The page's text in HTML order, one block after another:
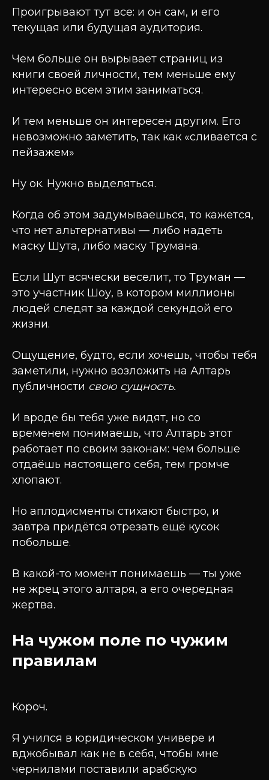
Проигрывают тут все: и он сам, и его
текущая или будущая аудитория.
Чем больше он вырывает страниц из
книги своей личности, тем меньше ему
интересно всем этим заниматься.
И тем меньше он интересен другим. Его
невозможно заметить, так как «сливается с
пейзажем»
Ну ок. Нужно выделяться.
Когда об этом задумываешься, то кажется,
что нет альтернативы — либо надеть
маску Шута, либо маску Трумана.
Если Шут всячески веселит, то Труман —
это участник Шоу, в котором миллионы
людей следят за каждой секундой его
жизни.
Ощущение, будто, если хочешь, чтобы тебя
заметили, нужно возложить на Алтарь
публичности свою сущность.
И вроде бы тебя уже видят, но со
временем понимаешь, что Алтарь этот
работает по своим законам: чем больше
отдаёшь настоящего себя, тем громче
хлопают.
Но аплодисменты стихают быстро, и
завтра придётся отрезать ещё кусок
побольше.
В какой-то момент понимаешь — ты уже
не жрец этого алтаря, а его очередная
жертва.
На чужом поле по чужим
правилам
Короч.
Я учился в юридическом универе и
вджобывал как не в себя, чтобы мне
чернилами поставили арабскую